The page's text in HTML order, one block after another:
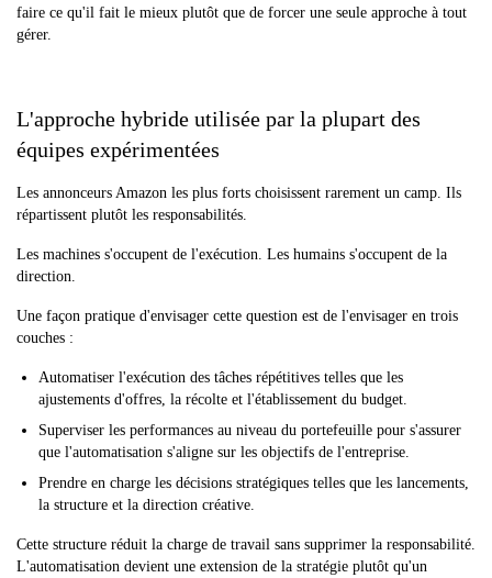
faire ce qu'il fait le mieux plutôt que de forcer une seule approche à tout
gérer.
L'approche hybride utilisée par la plupart des
équipes expérimentées
Les annonceurs Amazon les plus forts choisissent rarement un camp. Ils
répartissent plutôt les responsabilités.
Les machines s'occupent de l'exécution. Les humains s'occupent de la
direction.
Une façon pratique d'envisager cette question est de l'envisager en trois
couches :
Automatiser l'exécution des tâches répétitives telles que les
ajustements d'offres, la récolte et l'établissement du budget.
Superviser les performances au niveau du portefeuille pour s'assurer
que l'automatisation s'aligne sur les objectifs de l'entreprise.
Prendre en charge les décisions stratégiques telles que les lancements,
la structure et la direction créative.
Cette structure réduit la charge de travail sans supprimer la responsabilité.
L'automatisation devient une extension de la stratégie plutôt qu'un